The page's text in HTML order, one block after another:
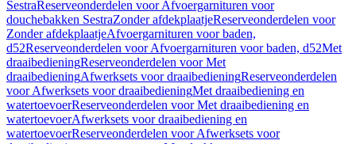
SestraReserveonderdelen voor Afvoergarnituren voor
douchebakken SestraZonder afdekplaatjeReserveonderdelen voor
Zonder afdekplaatjeAfvoergarnituren voor baden,
d52Reserveonderdelen voor Afvoergarnituren voor baden, d52Met
draaibedieningReserveonderdelen voor Met
draaibedieningAfwerksets voor draaibedieningReserveonderdelen
voor Afwerksets voor draaibedieningMet draaibediening en
watertoevoerReserveonderdelen voor Met draaibediening en
watertoevoerAfwerksets voor draaibediening en
watertoevoerReserveonderdelen voor Afwerksets voor